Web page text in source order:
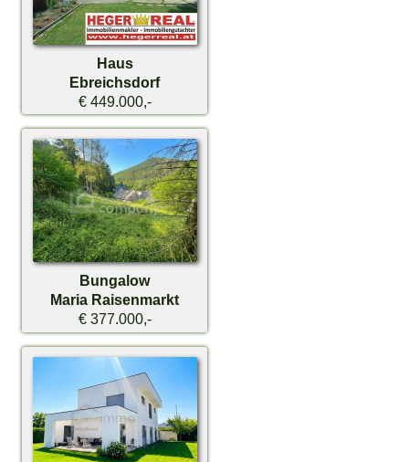
Haus
Ebreichsdorf
€ 449.000,-
Bungalow
Maria Raisenmarkt
€ 377.000,-